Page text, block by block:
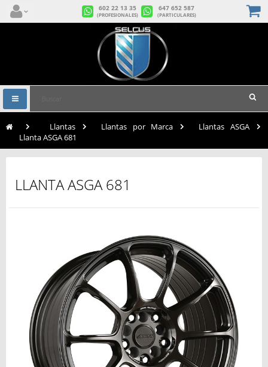
602 22 13 35
(PROFESIONALES)
647 652 587
(PARTICULARES)
Navegación
Toggle
Llantas Llantas por Marca
Llantas ASGA
Llanta ASGA 681
LLANTA ASGA 681